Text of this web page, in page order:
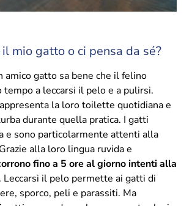
mio gatto o ci pensa da sé?
amico gatto sa bene che il felino
a leccarsi il pelo e a pulirsi.
la loro toilette quotidiana e
durante quella pratica. I gatti
e sono particolarmente attenti alla
alla loro lingua ruvida e
fino a 5 ore al giorno intenti alla
. Leccarsi il pelo permette ai gatti di
sporco, peli e parassiti. Ma